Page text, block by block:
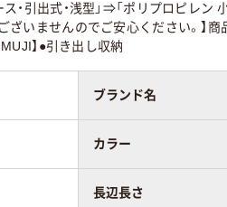
ス・引出式・浅型」⇒「ポリプロピレ
ざいませんのでご安心ください。
】●引き出し収納
ブランド名
カラー
長辺長さ